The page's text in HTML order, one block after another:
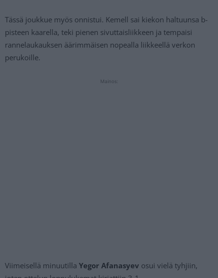
Tässä joukkue myös onnistui. Kemell sai kiekon haltuunsa b-
pisteen kaarella, teki pienen sivuttaisliikkeen ja tempaisi
rannelaukauksen äärimmäisen nopealla liikkeellä verkon
perukoille.
Mainos:
Viimeisellä minuutilla Yegor Afanasyev osui vielä tyhjiin,